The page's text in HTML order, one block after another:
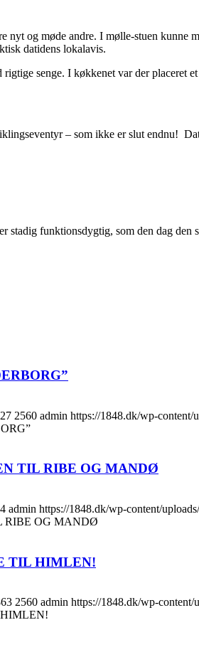
og møde andre. I mølle-stuen
datidens lokalavis.
senge. I køkkenet var der placeret
– som ikke er slut endnu!
funktionsdygtig, som den dag den
2560 admin https://1848.dk/wp-content/
TIL RIBE OG MANDØ
admin https://1848.dk/wp-content/
RIBE OG MANDØ
TIL HIMLEN!
2560 admin https://1848.dk/wp-